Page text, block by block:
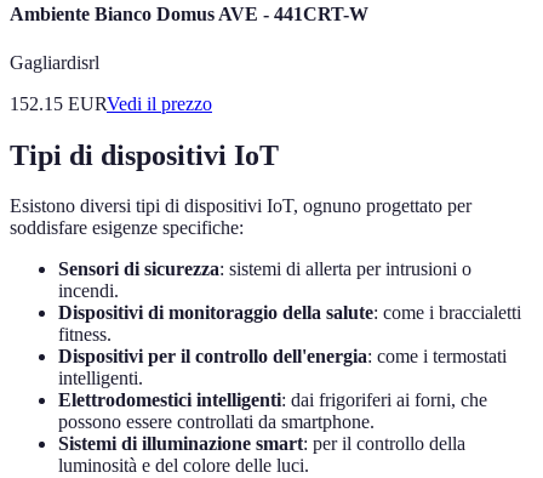
Ambiente Bianco Domus AVE - 441CRT-W
Gagliardisrl
152.15 EURVedi il prezzo
Tipi di dispositivi IoT
Esistono diversi tipi di dispositivi IoT, ognuno progettato per
soddisfare esigenze specifiche:
Sensori di sicurezza: sistemi di allerta per intrusioni o
incendi.
Dispositivi di monitoraggio della salute: come i braccialetti
fitness.
Dispositivi per il controllo dell'energia: come i termostati
intelligenti.
Elettrodomestici intelligenti: dai frigoriferi ai forni, che
possono essere controllati da smartphone.
Sistemi di illuminazione smart: per il controllo della
luminosità e del colore delle luci.